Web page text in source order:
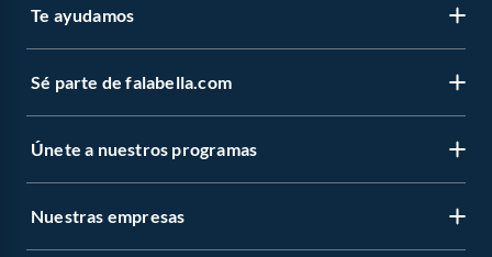
Te ayudamos
Venta telefónica
Información legal
Sé parte de falabella.com
Vende en falabella.com
Únete a nuestros programas
CMR Puntos
Nuestras empresas